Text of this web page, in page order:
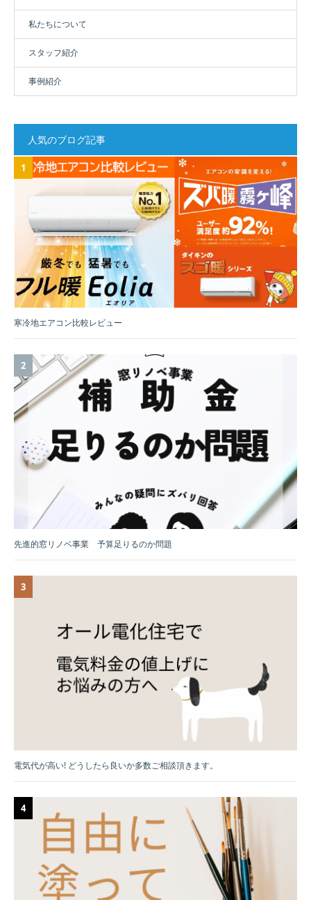
私たちについて
スタッフ紹介
事例紹介
人気のブログ記事
寒冷地エアコン比較レビュー
先進的窓リノベ事業 予算足りるのか問題
電気代が高い! どうしたら良いか多数ご相談頂きます。